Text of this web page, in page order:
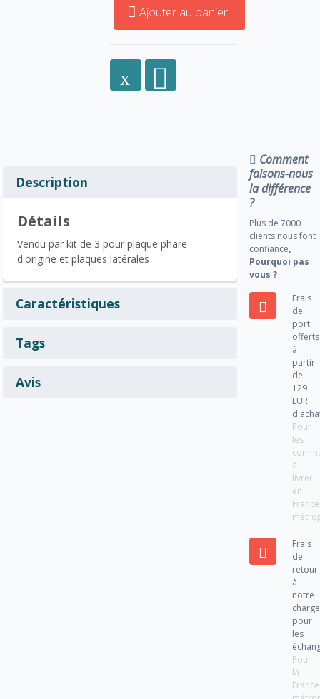
Ajouter au panier
Description
Détails
Vendu par kit de 3 pour plaque phare
d'origine et plaques latérales
Caractéristiques
Tags
Avis
Comment
faisons-nous
la différence
?
Plus de 7000
clients nous font
confiance,
Pourquoi pas
vous ?
Frais
de
port
offerts
à
partir
de
129
EUR
Pour
les
à
livrer
en
France
Frais
de
retour
à
notre
charge
pour
les
Pour
la
France